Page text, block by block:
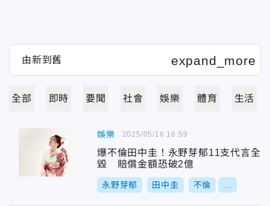
全部 即時 要聞 社會 娛樂 體育 生活
娛樂
爆不倫田中圭！永野芽郁11支代言全
毀 賠償金額恐破2億
永野芽郁 田中圭 不倫
2025/05/16 16:59